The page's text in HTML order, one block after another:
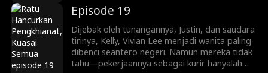
Lee. Mulai dari menjatuhkan lawan lewat
siaran langsung dan konflik keluarga, hingga
melatih Ryan Shaw yang pemalu menjadi
pewaris tangguh, Vivian memainkan
permainan kekuasaan dan balas dendam yang
kejam.
Episode 19
Dijebak oleh tunangannya, Justin, dan saudara
tirinya, Kelly, Vivian Lee menjadi wanita paling
dibenci seantero negeri. Namun mereka tidak
tahu—pekerjaannya sebagai kurir hanyalah